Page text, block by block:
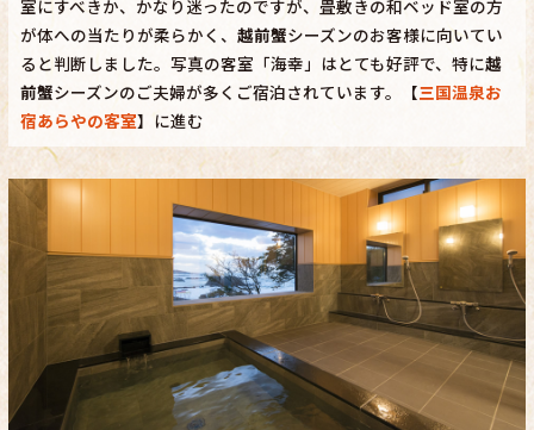
室にすべきか、かなり迷ったのですが、畳敷きの和ベッド室の方
が体への当たりが柔らかく、 越前蟹シーズンのお客様に向いてい
ると判断しました。写真の客室「海幸」はとても好評で、特に越
前蟹シーズンのご夫婦が多くご宿泊されています。【三国温泉お
宿あらやの客室】に進む